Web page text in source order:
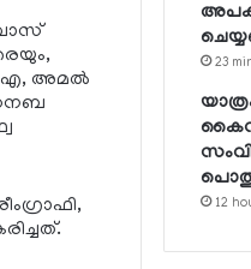
എ, അമല്‍
23
12